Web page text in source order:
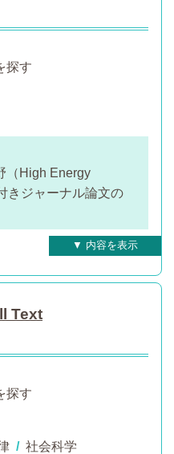
探す
（High Energy
きジャーナル論文の
Text
探す
/ 社会科学